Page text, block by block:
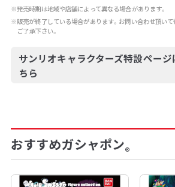
※発売時期は地域や店舗によって異なる場合があります。
※販売が終了している場合があります。お問い合わせ頂い
ご了承下さい。
サンリオキャラクターズ特設ページ
ちら
おすすめガシャポン®